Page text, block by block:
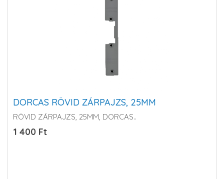
DORCAS RÖVID ZÁRPAJZS, 25MM
RÖVID ZÁRPAJZS, 25MM, DORCAS..
1 400 Ft